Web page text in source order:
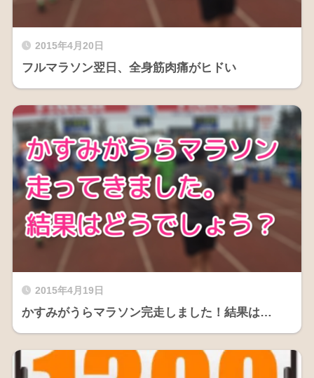
2015年4月20日
フルマラソン翌日、全身筋肉痛がヒドい
2015年4月19日
かすみがうらマラソン完走しました！結果は…